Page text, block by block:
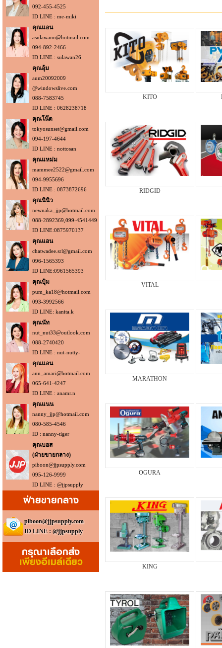
092-455-4525
ID LINE : me-miki
คุณแอน
asulawann@hotmail.com
094-892-2466
ID LINE : sulawan26
คุณอุ้ม
aum20092009
@windowslive.com
088-7583745
ID LINE : 0628238718
คุณโน๊ต
tokyosunset@gmail.com
094-197-4644
ID LINE : nottosan
คุณแหม่ม
mammee2522@gmail.com
094-9955696
ID LINE : 0873872696
คุณนินิว
newnaka_jjp@hotmail.com
088-2892369,099-4541449
ID LINE:0875970137
คุณแอน
chatwadee.srl@gmail.com
096-1565393
ID LINE:0961565393
คุณปุ้ม
pum_ka18@hotmail.com
093-3992566
ID LINE: kanita.k
คุณนัท
nut_nut33@outlook.com
088-2740420
ID LINE : nut-nutty-
คุณแอน
ann_amari@hotmail.com
065-641-4247
ID LINE : anamr.n
คุณแนน
nanny_jjp@hotmail.com
080-585-4546
ID : nanny-tiger
คุณบอส
(ฝ่ายขายกลาง)
piboon@jjpsupply.com
095-126-9999
ID LINE : @jjpsupply
ฝ่ายขายกลาง
piboon@jjpsupply.com
ID LINE : @jjpsupply
กรุณาเลือกส่ง
เพียงอีเมล์เดียว
KITO
RIDGID
VITAL
MARATHON
OGURA
KING